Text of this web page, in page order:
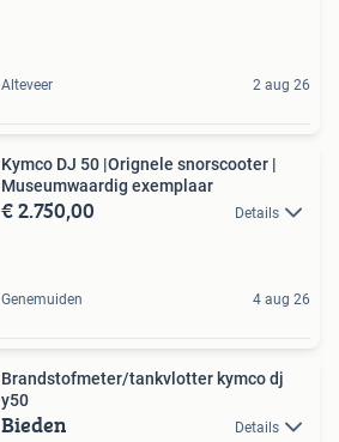
Alteveer 2 aug 26
Kymco DJ 50 |Orignele snorscooter |
Museumwaardig exemplaar
€ 2.750,00 Details
Genemuiden 4 aug 26
Brandstofmeter/tankvlotter kymco dj
y50
Bieden Details